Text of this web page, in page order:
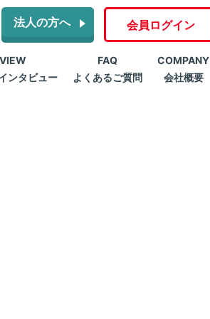
法人の方へ 会員ログイン
ンタビュー
FAQ
よくあるご質問
COMPANY
会社概要